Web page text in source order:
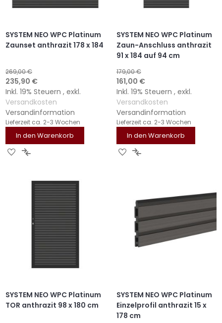
SYSTEM NEO WPC Platinum
Zaunset anthrazit 178 x 184
269,00 €
Sonderangebot
235,90 €
Inkl. 19% Steuern , exkl.
Versandkosten
Versandinformation
Lieferzeit ca. 2-3 Wochen
In den Warenkorb
ZUR
HINZUFÜGEN
ZUR
HINZUFÜGEN
SYSTEM NEO WPC Platinum
Zaun-Anschluss anthrazit
91 x 184 auf 94 cm
179,00 €
Sonderangebot
161,00 €
Inkl. 19% Steuern , exkl.
Versandkosten
Versandinformation
Lieferzeit ca. 2-3 Wochen
In den Warenkorb
ZURZUR
SYSTEM NEO WPC Platinum
TOR anthrazit 98 x 180 cm
SYSTEM NEO WPC Platinum
Einzelprofil anthrazit 15 x
178 cm